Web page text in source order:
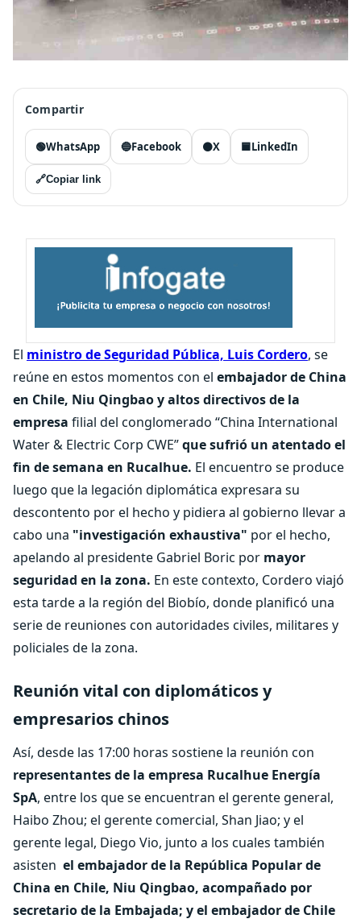
Compartir
🟢WhatsApp 🔵Facebook ⚫X 🟦LinkedIn
🔗Copiar link
El ministro de Seguridad Pública, Luis Cordero, se
reúne en estos momentos con el embajador de China
en Chile, Niu Qingbao y altos directivos de la
empresa filial del conglomerado “China International
Water & Electric Corp CWE”que sufrió un atentado el
fin de semana en Rucalhue. El encuentro se produce
luego que la legación diplomática expresara su
descontento por el hecho y pidiera al gobierno llevar a
cabo una "investigación exhaustiva" por el hecho,
apelando al presidente Gabriel Boric por mayor
seguridad en la zona. En este contexto, Cordero viajó
esta tarde a la región del Biobío, donde planificó una
serie de reuniones con autoridades civiles, militares y
policiales de la zona.
Reunión vital con diplomáticos y
empresarios chinos
Así, desde las 17:00 horas sostiene la reunión con
representantes de la empresa Rucalhue Energía
SpA, entre los que se encuentran el gerente general,
Haibo Zhou; el gerente comercial, Shan Jiao; y el
gerente legal, Diego Vio, junto a los cuales también
asisten el embajador de la República Popular de
China en Chile, Niu Qingbao, acompañado por
secretario de la Embajada; yel embajador de Chile